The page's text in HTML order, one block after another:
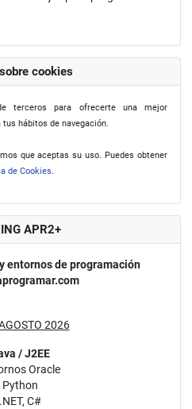
cookies
terceros para ofrecerte una mejor
hábitos de navegación.
que aceptas su uso. Puedes obtener
de Cookies.
APR2+
entornos de programación
2026
/ J2EE
Oracle
Python
C#